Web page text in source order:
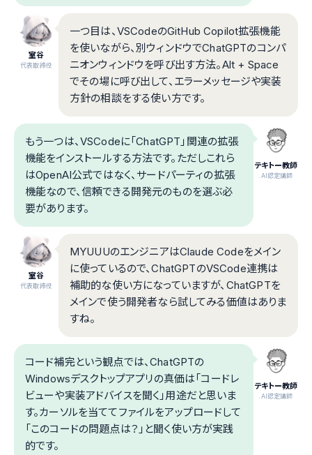
室谷
代表取締役
一つ目は、VSCodeのGitHub Copilot拡張機能
を使いながら、別ウィンドウでChatGPTのコンパ
ニオンウィンドウを呼び出す方法。Alt + Space
でその場に呼び出して、エラーメッセージや実装
方針の相談をする使い方です。
テキトー教師
.AI認定講師
もう一つは、VSCodeに「ChatGPT」関連の拡張
機能をインストールする方法です。ただしこれら
はOpenAI公式ではなく、サードパーティの拡張
機能なので、信頼できる開発元のものを選ぶ必
要があります。
室谷
代表取締役
MYUUUのエンジニアはClaude Codeをメイン
に使っているので、ChatGPTのVSCode連携は
補助的な使い方になっていますが、ChatGPTを
メインで使う開発者なら試してみる価値はありま
すね。
テキトー教師
.AI認定講師
コード補完という観点では、ChatGPTの
Windowsデスクトップアプリの真価は「コードレ
ビューや実装アドバイスを聞く」用途だと思いま
す。カーソルを当ててファイルをアップロードして
「このコードの問題点は？」と聞く使い方が実践
的です。